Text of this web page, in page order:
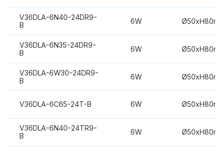
V36DLA-6N40-24DR9-
B
6W
V36DLA-6N35-24DR9-
B
6W
V36DLA-6W30-24DR9-
B
6W
V36DLA-6C65-24T-B 6W
V36DLA-6N40-24TR9-
B
6W